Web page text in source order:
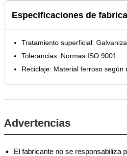
Especificaciones de
Tratamiento superficial:
Tolerancias: Normas ISO 9001
Reciclaje: Material ferroso según
Advertencias
El fabricante no se responsabiliza